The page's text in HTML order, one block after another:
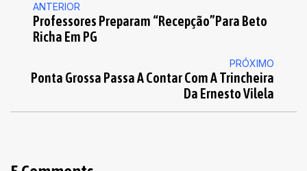
ANTERIOR
Professores Preparam “recepção”para Beto
Richa Em PG
PRÓXIMO
Ponta Grossa Passa A Contar Com A Trincheira
Da Ernesto Vilela